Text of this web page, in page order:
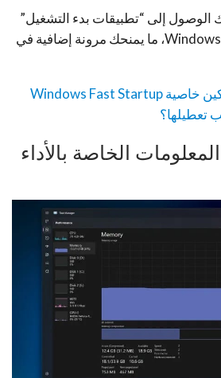
الوصول إلى “تطبيقات بدء التشغيل”
أيضًا من خلال إعدادات Windows، ما يمنحك مرونة إضافية في
شرح تمكين خاصية Windows Fast Startup
تعطيلها؟
الخاصة بالأداء